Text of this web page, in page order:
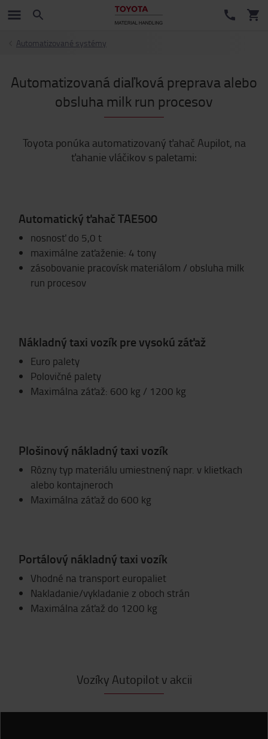
Automatizované systémy
Automatizovaná diaľková preprava alebo
obsluha milk run procesov
Toyota ponúka automatizovaný ťahač Aupilot, na
ťahanie vláčikov s paletami:
Automatický ťahač TAE500
nosnosť do 5,0 t
maximálne zaťaženie: 4 tony
zásobovanie pracovísk materiálom / obsluha milk
run procesov
Nákladný taxi vozík pre vysokú záťaž
Euro palety
Polovičné palety
Maximálna záťaž: 600 kg / 1200 kg
Plošinový nákladný taxi vozík
Rôzny typ materiálu umiestnený napr. v klietkach
alebo kontajneroch
Maximálna záťaž do 600 kg
Portálový nákladný taxi vozík
Vhodné na transport europaliet
Nakladanie/vykladanie z oboch strán
Maximálna záťaž do 1200 kg
Vozíky Autopilot v akcii